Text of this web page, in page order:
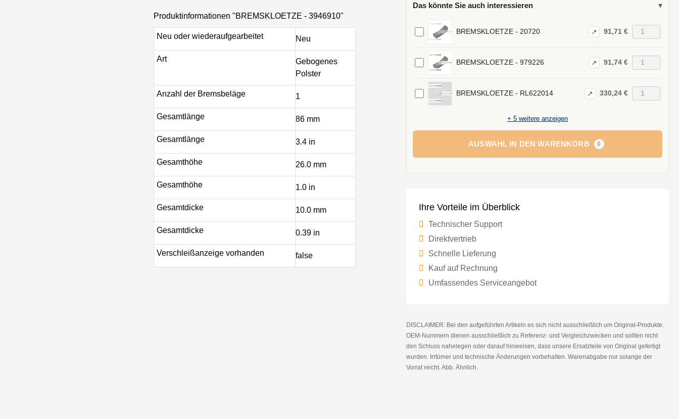
Produktinformationen "BREMSKLOETZE - 3946910"
Neu oder wiederaufgearbeitet Neu
Art
Gebogenes
Polster
Anzahl der Bremsbeläge 1
Gesamtlänge 86 mm
Gesamtlänge 3.4 in
Gesamthöhe 26.0 mm
Gesamthöhe 1.0 in
Gesamtdicke 10.0 mm
Gesamtdicke 0.39 in
Verschleißanzeige vorhanden false
Das könnte Sie auch interessieren ▾
BREMSKLOETZE - 20720 ↗ 91,71 €
BREMSKLOETZE - 979226 ↗ 91,74 €
BREMSKLOETZE - RL622014 ↗ 330,24 €
+ 5 weitere anzeigen
AUSWAHL IN DEN WARENKORB 0
Ihre Vorteile im Überblick
Technischer Support
Direktvertrieb
Schnelle Lieferung
Kauf auf Rechnung
Umfassendes Serviceangebot
DISCLAIMER: Bei den aufgeführten Artikeln es sich nicht ausschließlich um Original-Produkte.
OEM-Nummern dienen ausschließlich zu Referenz- und Vergleichzwecken und sollten nicht
den Schluss nahelegen oder darauf hinweisen, dass unsere Ersatzteile von Original gefertigt
wurden. Irrtümer und technische Änderungen vorbehalten. Warenabgabe nur solange der
Vorrat reicht. Abb. Ähnlich.